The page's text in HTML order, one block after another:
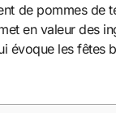
de pommes de
en valeur des
évoque les fêtes